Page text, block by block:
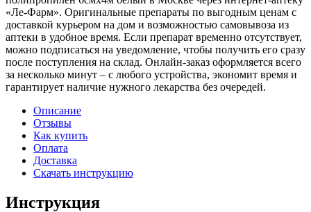
«Ле-Фарм». Оригинальные препараты по выгодным ценам с
доставкой курьером на дом и возможностью самовывоза из
аптеки в удобное время. Если препарат временно отсутствует,
можно подписаться на уведомление, чтобы получить его сразу
после поступления на склад. Онлайн-заказ оформляется всего
за несколько минут – с любого устройства, экономит время и
гарантирует наличие нужного лекарства без очередей.
Описание
Отзывы
Как купить
Оплата
Доставка
Скачать инструкцию
Инструкция